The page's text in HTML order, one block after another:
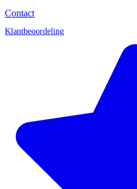
Contact
Klantbeoordeling